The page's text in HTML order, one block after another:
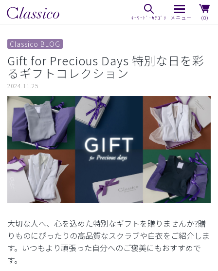
（0）
Classico BLOG
Gift for Precious Days 特別な日を彩
るギフトコレクション
2024.11.25
大切な人へ、心を込めた特別なギフトを贈りませんか?贈
りものにぴったりの高品質なスクラブや白衣をご紹介しま
す。いつもより頑張った自分へのご褒美にもおすすめで
す。